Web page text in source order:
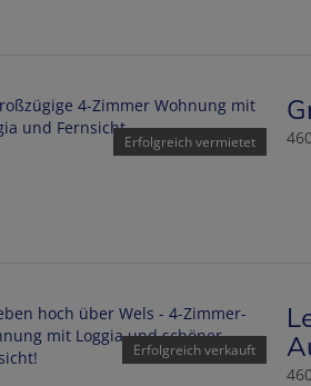
Erfolgreich vermietet
Erfolgreich verkauft